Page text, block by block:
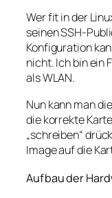
Wer fit in der
seinen SSH-
Konfiguration
nicht. Ich bin ein
als WLAN.
Nun kann man
die korrekte
„schreiben“
Image auf die
Aufbau der